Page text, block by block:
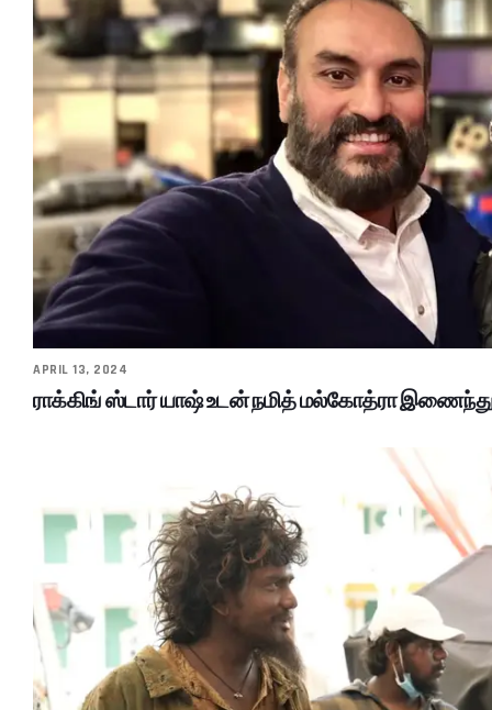
APRIL 13, 2024
ராக்கிங் ஸ்டார் யாஷ் உடன் நமித் மல்கோத்ரா